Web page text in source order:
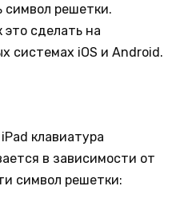
символ решетки.
сделать на
системах iOS и Android.
клавиатура
в зависимости от
символ решетки: